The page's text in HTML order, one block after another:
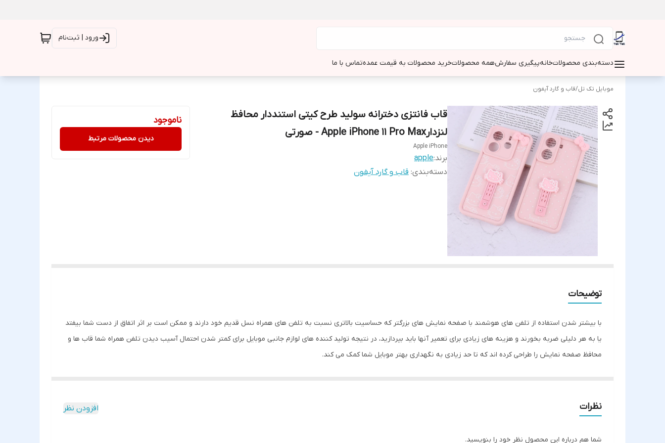
ورود | ثبت‌نام
دسته‌بندی محصولاتخانهپیگیری سفارشهمه محصولاتخرید محصولات به قیمت عمدهتماس با ما
موبایل تک تل/قاب و گارد آیفون
قاب فانتزی دخترانه سولید طرح کیتی استنددار محافظ
لنزدارApple iPhone 11 Pro Max - صورتی
Apple iPhone
برند:apple
دسته‌بندی: قاب و گارد آیفون
ناموجود
دیدن محصولات مرتبط
توضیحات
با بیشتر شدن استفاده از تلفن های هوشمند با صفحه نمایش های بزرگتر که حساسیت بالاتری نسبت به تلفن های همراه نسل قدیم خود دارند و ممکن است بر اثر اتفاق از دست شما بیفتد
یا به هر دلیلی ضربه بخورند و هزینه های زیادی برای تعمیر آنها باید بپردازید، در نتیجه تولید کننده های لوازم جانبی موبایل برای کمتر شدن احتمال آسیب دیدن تلفن همراه شما قاب ها و
محافظ صفحه نمایش را طراحی کرده اند که تا حد زیادی به نگهداری بهتر موبایل شما کمک می کند.
قسمت پورت ها و دوربین برش خورده است. این قاب در قسمت دوربین تلفن همراه طوری طراحی شده است که دارای محافظ لنز می باشد و می تواند در کنار محافظت از بدنه، از لنز تلفن
همراه شما به خوبی محافظت کند. از دیگر جذابیت های این قاب علاوه بر ظاهر زیبا، وجود استند در قسمت پشتی قاب است که می توان از آن هنگام تماشای ویدئو استفاده کرد.
نظرات افزودن نظر
شما هم درباره این محصول نظر خود را بنویسید.